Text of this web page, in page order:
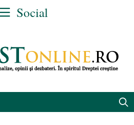
Social